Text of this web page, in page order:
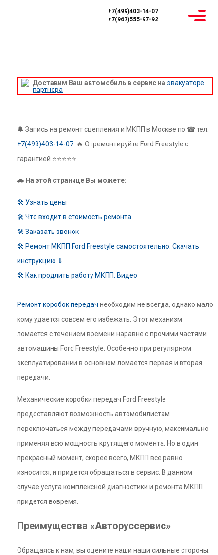
+7(499)403-14-07
+7(967)555-97-92
Доставим Ваш автомобиль в сервис на эвакуаторе
партнера
🔔 Запись на ремонт сцепления и МКПП в Москве по ☎ тел:
+7(499)403-14-07 . 🔥 Отремонтируйте Ford Freestyle с
гарантией ⭐⭐⭐⭐⭐
🚗 На этой странице Вы можете:
🛠 Узнать цены
🛠 Что входит в стоимость ремонта
🛠 Заказать звонок
🛠 Ремонт МКПП Ford Freestyle самостоятельно. Скачать
инструкцию ⇓
🛠 Как продлить работу МКПП. Видео
Ремонт коробок передач необходим не всегда, однако мало
кому удается совсем его избежать. Этот механизм
ломается с течением времени наравне с прочими частями
автомашины Ford Freestyle. Особенно при регулярном
эксплуатировании в основном ломается первая и вторая
передачи.
Механические коробки передач Ford Freestyle
предоставляют возможность автомобилистам
переключаться между передачами вручную, максимально
применяя всю мощность крутящего момента. Но в один
прекрасный момент, скорее всего, МКПП все равно
износится, и придется обращаться в сервис. В данном
случае услуга комплексной диагностики и ремонта МКПП
придется вовремя.
Преимущества «Авторуссервис»
Обращаясь к нам, вы оцените наши наши сильные стороны: